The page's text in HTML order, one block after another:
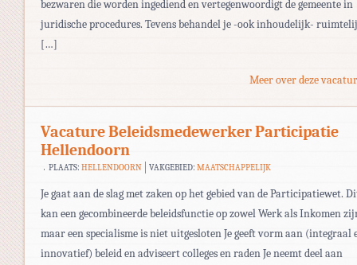
bezwaren die worden ingediend en vertegenwoordigt de gemeente in
juridische procedures. Tevens behandel je -ook inhoudelijk-
[…]
Meer over deze
Vacature Beleidsmedewerker Participatie
Hellendoorn
PLAATS: HELLENDOORN VAKGEBIED:MAATSCHAPPELIJK
Je gaat aan de slag met zaken op het gebied van de Participatiewet.
kan een gecombineerde beleidsfunctie op zowel Werk als Inkomen
maar een specialisme is niet uitgesloten Je geeft vorm aan (integraal
innovatief) beleid en adviseert colleges en raden Je neemt deel aan